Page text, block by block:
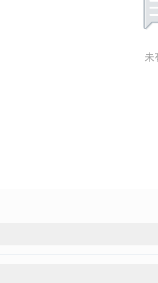
未